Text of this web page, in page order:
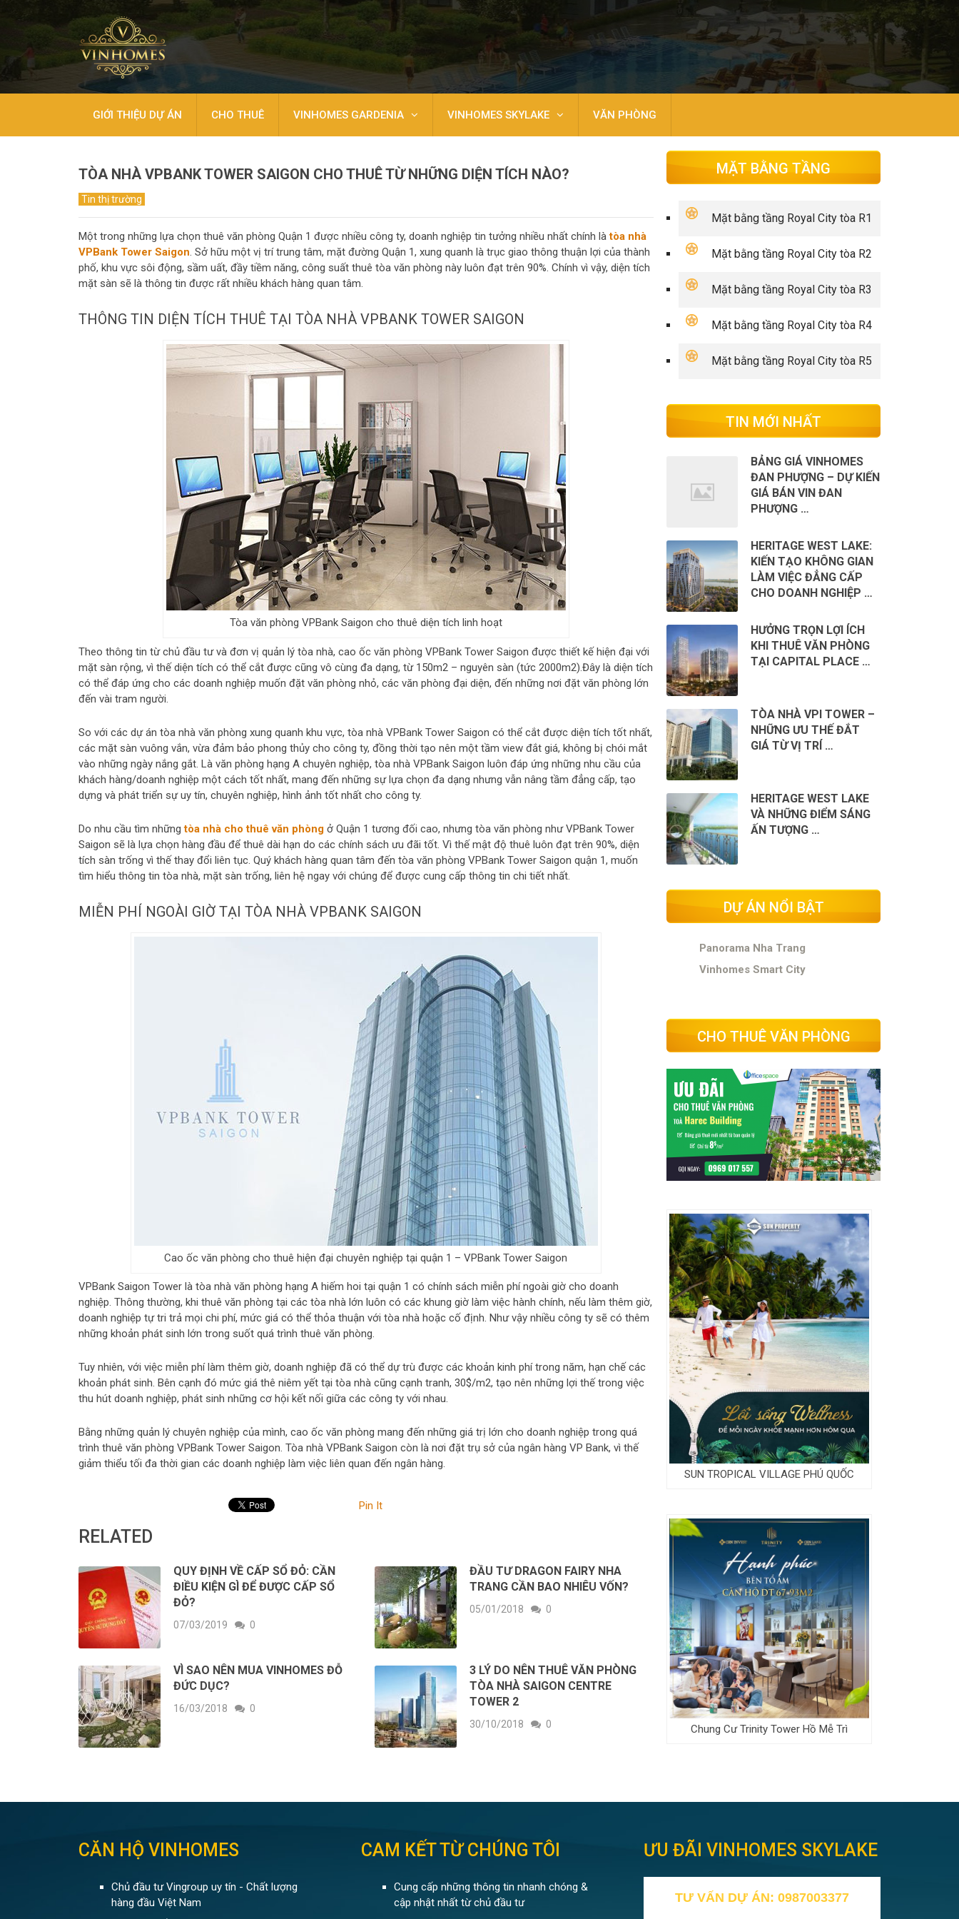
GIỚI THIỆU DỰ ÁN CHO THUÊ VINHOMES GARDENIA VINHOMES SKYLAKE VĂN PHÒNG
TÒA NHÀ VPBANK TOWER SAIGON CHO THUÊ TỪ NHỮNG DIỆN TÍCH NÀO?
Tin thị trường
Một trong những lựa chọn thuê văn phòng Quận 1 được nhiều công ty, doanh nghiệp tin tưởng nhiều nhất chính làtòa nhà
VPBank Tower Saigon. Sở hữu một vị trí trung tâm, mặt đường Quận 1, xung quanh là trục giao thông thuận lợi của thành
phố, khu vực sôi động, sầm uất, đầy tiềm năng, công suất thuê tòa văn phòng này luôn đạt trên 90%. Chính vì vậy, diện tích
mặt sàn sẽ là thông tin được rất nhiều khách hàng quan tâm.
THÔNG TIN DIỆN TÍCH THUÊ TẠI TÒA NHÀ VPBANK TOWER SAIGON
Tòa văn phòng VPBank Saigon cho thuê diện tích linh hoạt
Theo thông tin từ chủ đầu tư và đơn vị quản lý tòa nhà, cao ốc văn phòng VPBank Tower Saigon được thiết kế hiện đại với
mặt sàn rộng, vì thế diện tích có thể cắt được cũng vô cùng đa dạng, từ 150m2 – nguyên sàn (tức 2000m2).Đây là diện tích
có thể đáp ứng cho các doanh nghiệp muốn đặt văn phòng nhỏ, các văn phòng đại diện, đến những nơi đặt văn phòng lớn
đến vài tram người.
So với các dự án tòa nhà văn phòng xung quanh khu vực, tòa nhà VPBank Tower Saigon có thể cắt được diện tích tốt nhất,
các mặt sàn vuông vắn, vừa đảm bảo phong thủy cho công ty, đồng thời tạo nên một tầm view đắt giá, không bị chói mắt
vào những ngày nắng gắt. Là văn phòng hạng A chuyên nghiệp, tòa nhà VPBank Saigon luôn đáp ứng những nhu cầu của
khách hàng/doanh nghiệp một cách tốt nhất, mang đến những sự lựa chọn đa dạng nhưng vẫn nâng tầm đẳng cấp, tạo
dựng và phát triển sự uy tín, chuyên nghiệp, hình ảnh tốt nhất cho công ty.
Do nhu cầu tìm nhữngtòa nhà cho thuê văn phòng ở Quận 1 tương đối cao, nhưng tòa văn phòng như VPBank Tower
Saigon sẽ là lựa chọn hàng đầu để thuê dài hạn do các chính sách ưu đãi tốt. Vì thế mật độ thuê luôn đạt trên 90%, diện
tích sàn trống vì thế thay đổi liên tục. Quý khách hàng quan tâm đến tòa văn phòng VPBank Tower Saigon quận 1, muốn
tìm hiểu thông tin tòa nhà, mặt sàn trống, liên hệ ngay với chúng để được cung cấp thông tin chi tiết nhất.
MIỄN PHÍ NGOÀI GIỜ TẠI TÒA NHÀ VPBANK SAIGON
Cao ốc văn phòng cho thuê hiện đại chuyên nghiệp tại quận 1 – VPBank Tower Saigon
VPBank Saigon Tower là tòa nhà văn phòng hạng A hiếm hoi tại quận 1 có chính sách miễn phí ngoài giờ cho doanh
nghiệp. Thông thường, khi thuê văn phòng tại các tòa nhà lớn luôn có các khung giờ làm việc hành chính, nếu làm thêm giờ,
doanh nghiệp tự tri trả mọi chi phí, mức giá có thể thỏa thuận với tòa nhà hoặc cố định. Như vậy nhiều công ty sẽ có thêm
những khoản phát sinh lớn trong suốt quá trình thuê văn phòng.
Tuy nhiên, với việc miễn phí làm thêm giờ, doanh nghiệp đã có thể dự trù được các khoản kinh phí trong năm, hạn chế các
khoản phát sinh. Bên cạnh đó mức giá thê niêm yết tại tòa nhà cũng cạnh tranh, 30$/m2, tạo nên những lợi thế trong việc
thu hút doanh nghiệp, phát sinh những cơ hội kết nối giữa các công ty với nhau.
Bằng những quản lý chuyên nghiệp của mình, cao ốc văn phòng mang đến những giá trị lớn cho doanh nghiệp trong quá
trình thuê văn phòng VPBank Tower Saigon. Tòa nhà VPBank Saigon còn là nơi đặt trụ sở của ngân hàng VP Bank, vì thế
giảm thiểu tối đa thời gian các doanh nghiệp làm việc liên quan đến ngân hàng.
Pin It
RELATED
QUY ĐỊNH VỀ CẤP SỔ ĐỎ: CẦN
ĐIỀU KIỆN GÌ ĐỂ ĐƯỢC CẤP SỔ
ĐỎ?
07/03/2019 0
ĐẦU TƯ DRAGON FAIRY NHA
TRANG CẦN BAO NHIÊU VỐN?
05/01/2018 0
VÌ SAO NÊN MUA VINHOMES ĐỖ
ĐỨC DỤC?
16/03/2018 0
3 LÝ DO NÊN THUÊ VĂN PHÒNG
TÒA NHÀ SAIGON CENTRE
TOWER 2
30/10/2018 0
MẶT BẰNG TẦNG
Mặt bằng tầng Royal City tòa R1
Mặt bằng tầng Royal City tòa R2
Mặt bằng tầng Royal City tòa R3
Mặt bằng tầng Royal City tòa R4
Mặt bằng tầng Royal City tòa R5
TIN MỚI NHẤT
BẢNG GIÁ VINHOMES
ĐAN PHƯỢNG – DỰ KIẾN
GIÁ BÁN VIN ĐAN
PHƯỢNG …
HERITAGE WEST LAKE:
KIẾN TẠO KHÔNG GIAN
LÀM VIỆC ĐẲNG CẤP
CHO DOANH NGHIỆP …
HƯỞNG TRỌN LỢI ÍCH
KHI THUÊ VĂN PHÒNG
TẠI CAPITAL PLACE …
TÒA NHÀ VPI TOWER –
NHỮNG ƯU THẾ ĐẮT
GIÁ TỪ VỊ TRÍ …
HERITAGE WEST LAKE
VÀ NHỮNG ĐIỂM SÁNG
ẤN TƯỢNG …
DỰ ÁN NỔI BẬT
Panorama Nha Trang
Vinhomes Smart City
CHO THUÊ VĂN PHÒNG
SUN TROPICAL VILLAGE PHÚ QUỐC
Chung Cư Trinity Tower Hồ Mễ Trì
CĂN HỘ VINHOMES
Chủ đầu tư Vingroup uy tín - Chất lượng
hàng đầu Việt Nam
CAM KẾT TỪ CHÚNG TÔI
Cung cấp những thông tin nhanh chóng &
cập nhật nhất từ chủ đầu tư
ƯU ĐÃI VINHOMES SKYLAKE
TƯ VẤN DỰ ÁN: 0987003377